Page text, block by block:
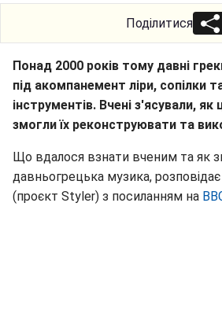
Поділитися
Понад 2000 років тому давні
під акомпанемент ліри, сопілки
інструментів. Вчені з'ясували, як
змогли їх реконструювати та
Що вдалося взнати вченим та як
давньогрецька музика,
(проєкт Styler) з посиланням на